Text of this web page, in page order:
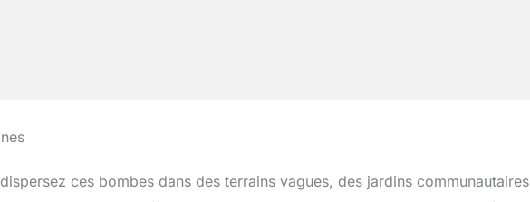
ces bombes dans des terrains vagues, des jardins communautaires